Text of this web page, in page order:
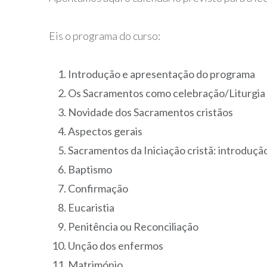
Eis o programa do curso:
Introdução e apresentação do programa
Os Sacramentos como celebração/Liturgia
Novidade dos Sacramentos cristãos
Aspectos gerais
Sacramentos da Iniciação cristã:
Baptismo
Confirmação
Eucaristia
Penitência ou Reconciliação
Unção dos enfermos